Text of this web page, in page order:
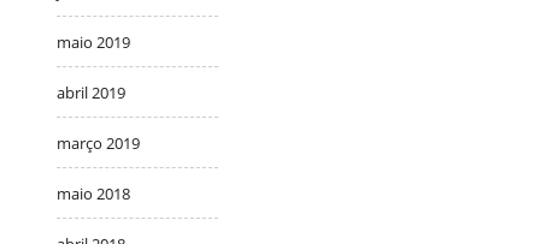
maio 2019
abril 2019
março 2019
maio 2018